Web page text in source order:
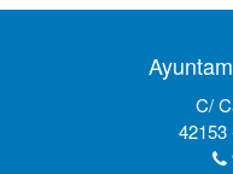
C/
42153